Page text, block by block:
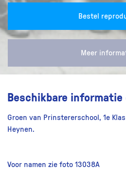
Bestel
Meer
Beschikbare informatie
Groen van Prinstererschool, 1e
Heynen.
Voor namen zie foto 13038A